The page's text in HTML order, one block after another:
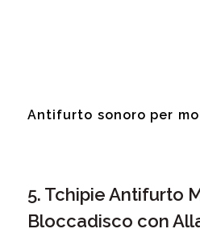
Antifurto sonoro per
5. Tchipie Antifurto
Bloccadisco con